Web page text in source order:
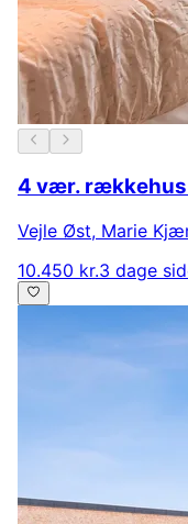
4 vær. rækkehus
Vejle Øst, Marie
10.450 kr.3 dage